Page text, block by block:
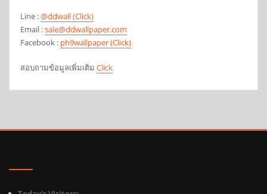
Line :@ddwall (Click)
Email :sale@ddwallpaper.com
Facebook : ph9wallpaper (Click)
สอบถามข้อมูลเพิ่มเติม Click